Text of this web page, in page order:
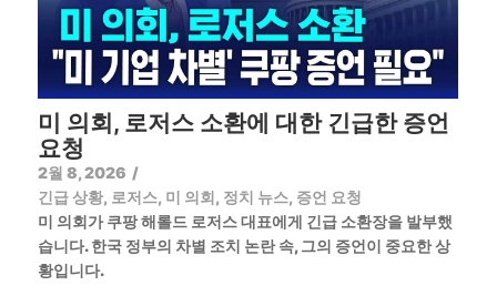
미 의회, 로저스 소환에 대한 긴급한 증언
요청
2월 8, 2026 /
긴급 상황, 로저스, 미 의회, 정치 뉴스, 증언 요청
미 의회가 쿠팡 해롤드 로저스 대표에게 긴급 소환장을 발부했
습니다. 한국 정부의 차별 조치 논란 속, 그의 증언이 중요한 상
황입니다.